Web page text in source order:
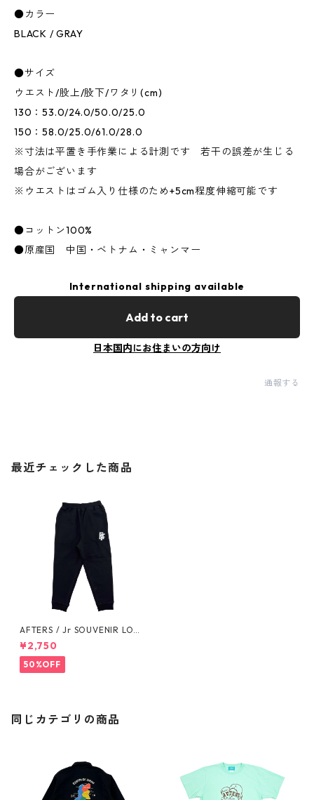
●カラー
BLACK / GRAY
●サイズ
ウエスト/股上/股下/ワタリ(cm)
130：53.0/24.0/50.0/25.0
150：58.0/25.0/61.0/28.0
※寸法は平置き手作業による計測です 若干の誤差が生じる
場合がございます
※ウエストはゴム入り仕様のため+5cm程度伸縮可能です
●コットン100%
●原産国 中国・ベトナム・ミャンマー
International shipping available
Add to cart
日本国内にお住まいの方向け
通報する
最近チェックした商品
AFTERS / Jr SOUVENIR LOG
O SWEAT PANTS
¥2,750
50%OFF
同じカテゴリの商品